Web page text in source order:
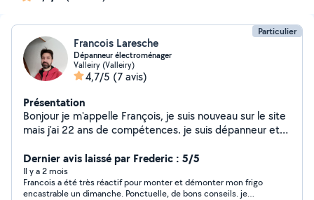
Particulier
Francois Laresche
Dépanneur électroménager
Valleiry (Valleiry)
4,7/5 (7 avis)
Présentation
Bonjour je m'appelle François, je suis nouveau sur le site
mais j'ai 22 ans de compétences. je suis dépanneur et
sais aussi installer des cuisines. Je suis a votre
disposition pour toues demandes.
Dernier avis laissé par Frederic : 5/5
Il y a 2 mois
Francois a été très réactif pour monter et démonter mon frigo
encastrable un dimanche. Ponctuelle, de bons conseils. je